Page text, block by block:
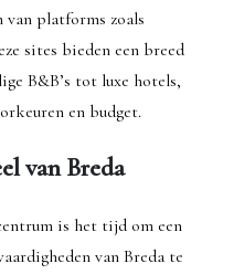
platforms zoals
sites bieden een breed
B&B’s tot luxe hotels,
en budget.
van Breda
is het tijd om een
van Breda te